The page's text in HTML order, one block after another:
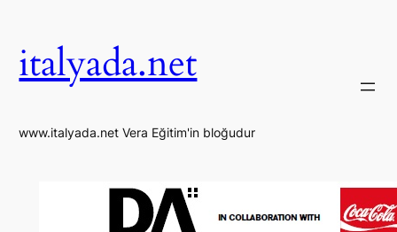
italyada.net
www.italyada.net Vera Eğitim'in bloğudur